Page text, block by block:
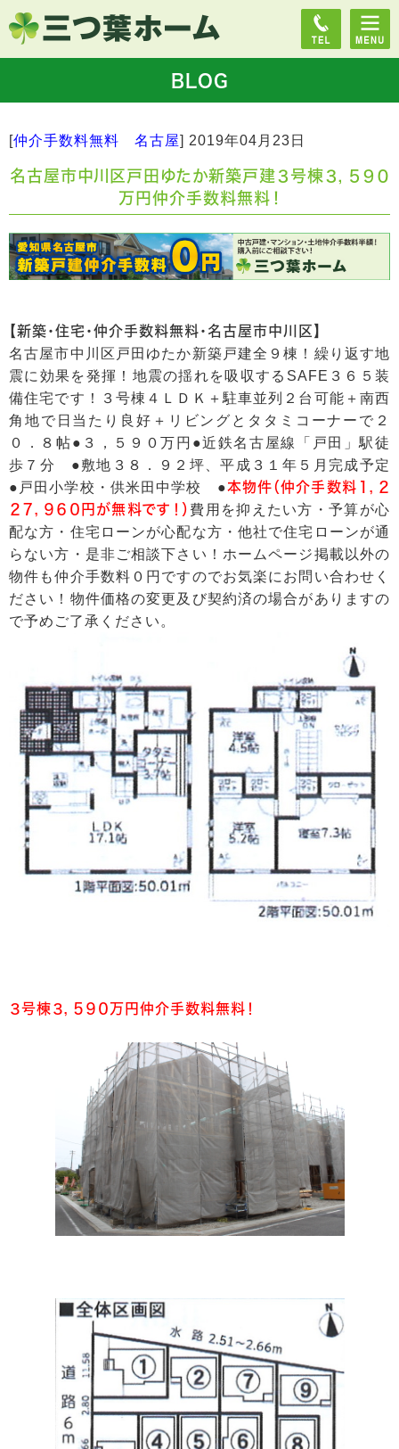
BLOG
[仲介手数料無料 名古屋] 2019年04月23日
名古屋市中川区戸田ゆたか新築戸建３号棟３，５９０
万円仲介手数料無料！
【新築・住宅・仲介手数料無料・名古屋市中川区】
名古屋市中川区戸田ゆたか新築戸建全９棟！繰り返す地
震に効果を発揮！地震の揺れを吸収するSAFE３６５装
備住宅です！３号棟４ＬＤＫ＋駐車並列２台可能＋南西
角地で日当たり良好＋リビングとタタミコーナーで２
０．８帖●３，５９０万円●近鉄名古屋線「戸田」駅徒
歩７分 ●敷地３８．９２坪、平成３１年５月完成予定
●戸田小学校・供米田中学校 ●本物件（仲介手数料１，２
２７，９６０円が無料です！） 費用を抑えたい方・予算が心
配な方・住宅ローンが心配な方・他社で住宅ローンが通
らない方・是非ご相談下さい！ホームページ掲載以外の
物件も仲介手数料０円ですのでお気楽にお問い合わせく
ださい！物件価格の変更及び契約済の場合がありますの
で予めご了承ください。
３号棟３，５９０万円仲介手数料無料！